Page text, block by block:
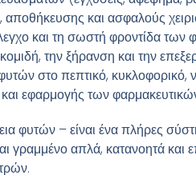
και ασφαλούς
και τη σωστή φροντίδα των
την ξήρανση και την
στο πεπτικό, κυκλοφορικό,
εφαρμογής των
φυτών – είναι ένα πλήρες
γραμμένο απλά, κατανοητά